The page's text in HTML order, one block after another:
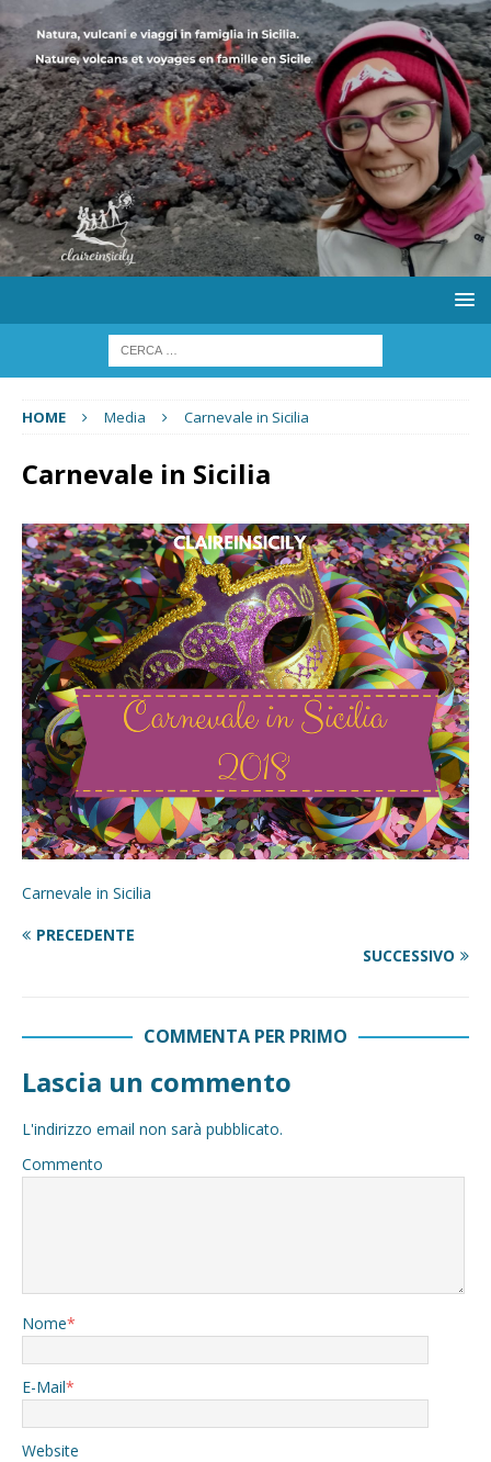
HOME Media Carnevale in Sicilia
Carnevale in Sicilia
Carnevale in Sicilia
PRECEDENTE
SUCCESSIVO
COMMENTA PER PRIMO
Lascia un commento
L'indirizzo email non sarà pubblicato.
Commento
Nome*
E-Mail*
Website